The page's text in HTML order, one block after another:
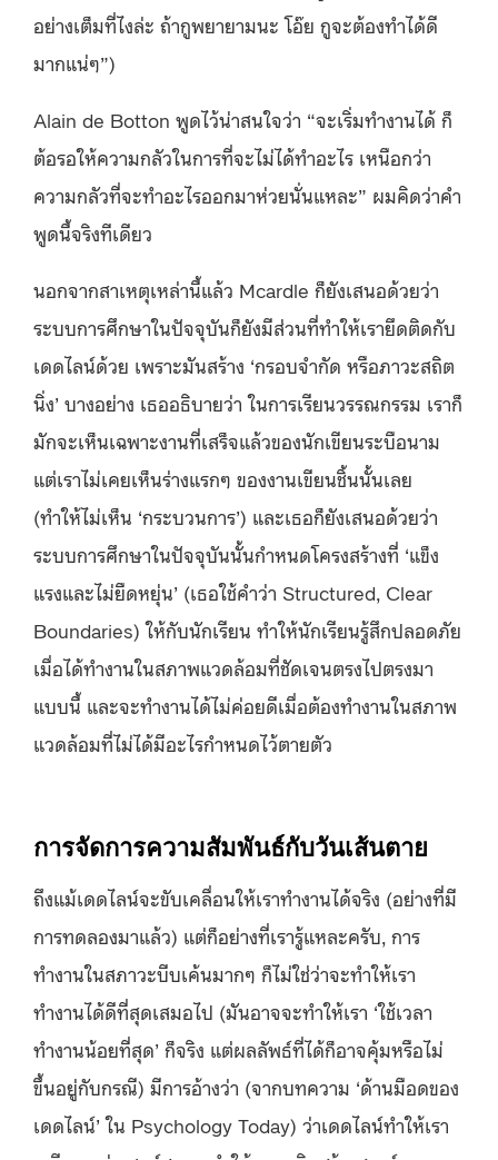
อย่างเต็มที่ไงล่ะ ถ้ากูพยายามนะ โอ๊ย กูจะต้องทำได้ดี
มากแน่ๆ”)
Alain de Botton พูดไว้น่าสนใจว่า “จะเริ่มทำงานได้ ก็
ต้อรอให้ความกลัวในการที่จะไม่ได้ทำอะไร เหนือกว่า
ความกลัวที่จะทำอะไรออกมาห่วยนั่นแหละ” ผมคิดว่าคำ
พูดนี้จริงทีเดียว
นอกจากสาเหตุเหล่านี้แล้ว Mcardle ก็ยังเสนอด้วยว่า
ระบบการศึกษาในปัจจุบันก็ยังมีส่วนที่ทำให้เรายึดติดกับ
เดดไลน์ด้วย เพราะมันสร้าง ‘กรอบจำกัด หรือภาวะสถิต
นิ่ง’ บางอย่าง เธออธิบายว่า ในการเรียนวรรณกรรม เราก็
มักจะเห็นเฉพาะงานที่เสร็จแล้วของนักเขียนระบือนาม
แต่เราไม่เคยเห็นร่างแรกๆ ของงานเขียนชิ้นนั้นเลย
(ทำให้ไม่เห็น ‘กระบวนการ’) และเธอก็ยังเสนอด้วยว่า
ระบบการศึกษาในปัจจุบันนั้นกำหนดโครงสร้างที่ ‘แข็ง
แรงและไม่ยืดหยุ่น’ (เธอใช้คำว่า Structured, Clear
Boundaries) ให้กับนักเรียน ทำให้นักเรียนรู้สึกปลอดภัย
เมื่อได้ทำงานในสภาพแวดล้อมที่ชัดเจนตรงไปตรงมา
แบบนี้ และจะทำงานได้ไม่ค่อยดีเมื่อต้องทำงานในสภาพ
แวดล้อมที่ไม่ได้มีอะไรกำหนดไว้ตายตัว
การจัดการความสัมพันธ์กับวันเส้นตาย
ถึงแม้เดดไลน์จะขับเคลื่อนให้เราทำงานได้จริง (อย่างที่มี
การทดลองมาแล้ว) แต่ก็อย่างที่เรารู้แหละครับ, การ
ทำงานในสภาวะบีบเค้นมากๆ ก็ไม่ใช่ว่าจะทำให้เรา
ทำงานได้ดีที่สุดเสมอไป (มันอาจจะทำให้เรา ‘ใช้เวลา
ทำงานน้อยที่สุด’ ก็จริง แต่ผลลัพธ์ที่ได้ก็อาจคุ้มหรือไม่
ขึ้นอยู่กับกรณี) มีการอ้างว่า (จากบทความ ‘ด้านมือดของ
เดดไลน์’ ใน Psychology Today) ว่าเดดไลน์ทำให้เรา